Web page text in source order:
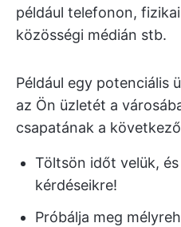
például telefonon,
közösségi médián stb.
Például egy potenciális
az Ön üzletét a
csapatának a
Töltsön időt velük,
kérdéseikre!
Próbálja meg